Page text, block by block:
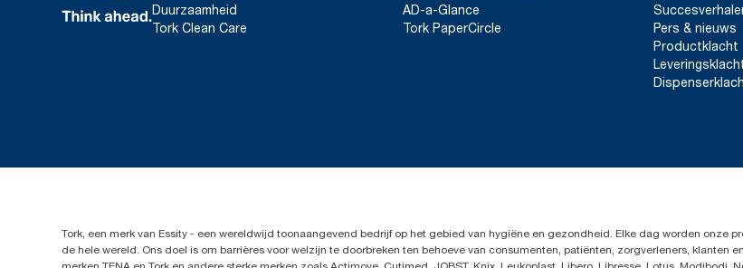
Duurzaamheid
Tork Clean Care
AD-a-Glance
Tork PaperCircle
Pers & nieuws
Productklacht
Tork, een merk van Essity - een wereldwijd toonaangevend bedrijf op het gebied van hygiëne en gezondheid. Elke dag worden onze
de hele wereld. Ons doel is om barrières voor welzijn te doorbreken ten behoeve van consumenten, patiënten, zorgverleners, klanten